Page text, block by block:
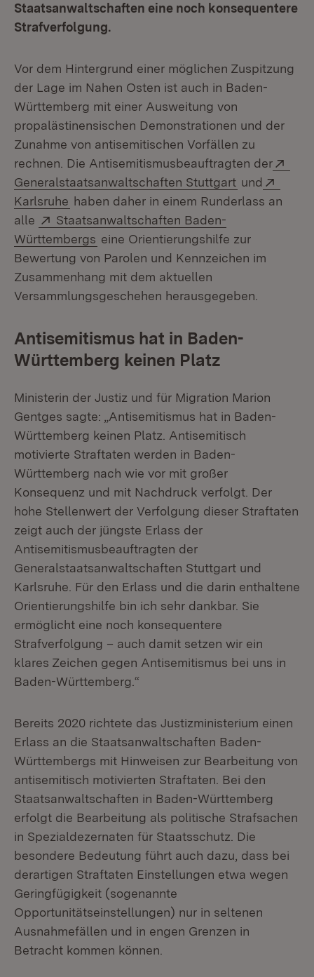
Staatsanwaltschaften eine noch konsequentere
Strafverfolgung.
Vor dem Hintergrund einer möglichen Zuspitzung
der Lage im Nahen Osten ist auch in Baden-
Württemberg mit einer Ausweitung von
propalästinensischen Demonstrationen und der
Zunahme von antisemitischen Vorfällen zu
rechnen. Die Antisemitismusbeauftragten der
Generalstaatsanwaltschaften Stuttgart (Öffnet in
und
Karlsruhe (Öffnet in neuem Fenster)
haben daher in einem Runderlass an
alle
Extern:
Staatsanwaltschaften Baden-
Württembergs (Öffnet in neuem Fenster)
eine Orientierungshilfe zur
Bewertung von Parolen und Kennzeichen im
Zusammenhang mit dem aktuellen
Versammlungsgeschehen herausgegeben.
Antisemitismus hat in Baden-
Württemberg keinen Platz
Ministerin der Justiz und für Migration Marion
Gentges sagte: „Antisemitismus hat in Baden-
Württemberg keinen Platz. Antisemitisch
motivierte Straftaten werden in Baden-
Württemberg nach wie vor mit großer
Konsequenz und mit Nachdruck verfolgt. Der
hohe Stellenwert der Verfolgung dieser Straftaten
zeigt auch der jüngste Erlass der
Antisemitismusbeauftragten der
Generalstaatsanwaltschaften Stuttgart und
Karlsruhe. Für den Erlass und die darin enthaltene
Orientierungshilfe bin ich sehr dankbar. Sie
ermöglicht eine noch konsequentere
Strafverfolgung – auch damit setzen wir ein
klares Zeichen gegen Antisemitismus bei uns in
Baden-Württemberg.“
Bereits 2020 richtete das Justizministerium einen
Erlass an die Staatsanwaltschaften Baden-
Württembergs mit Hinweisen zur Bearbeitung von
antisemitisch motivierten Straftaten. Bei den
Staatsanwaltschaften in Baden-Württemberg
erfolgt die Bearbeitung als politische Strafsachen
in Spezialdezernaten für Staatsschutz. Die
besondere Bedeutung führt auch dazu, dass bei
derartigen Straftaten Einstellungen etwa wegen
Geringfügigkeit (sogenannte
Opportunitätseinstellungen) nur in seltenen
Ausnahmefällen und in engen Grenzen in
Betracht kommen können.